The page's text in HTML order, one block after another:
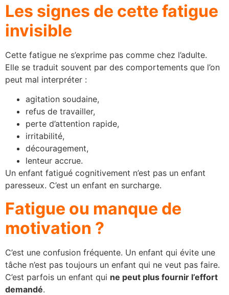
Les signes de cette fatigue
invisible
Cette fatigue ne s’exprime pas comme chez l’adulte.
Elle se traduit souvent par des comportements que l’on
peut mal interpréter :
agitation soudaine,
refus de travailler,
perte d’attention rapide,
irritabilité,
découragement,
lenteur accrue.
Un enfant fatigué cognitivement n’est pas un enfant
paresseux. C’est un enfant en surcharge.
Fatigue ou manque de
motivation ?
C’est une confusion fréquente. Un enfant qui évite une
tâche n’est pas toujours un enfant qui ne veut pas faire.
C’est parfois un enfant qui ne peut plus fournir l’effort
demandé.